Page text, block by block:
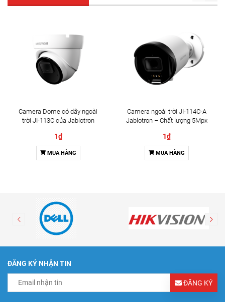
Camera Dome có dây ngoài
trời JI-113C của Jablotron
1₫
MUA HÀNG
Camera ngoài trời JI-114C-A
Jablotron – Chất lượng 5Mpx
1₫
MUA HÀNG
ĐĂNG KÝ NHẬN TIN
ĐĂNG KÝ